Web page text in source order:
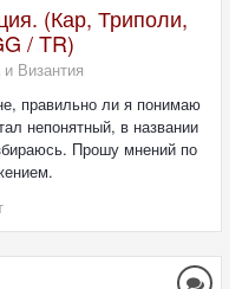
(Кар, Триполи,
/ TR)
Византия
правильно ли я понимаю
непонятный, в названии
Прошу мнений по